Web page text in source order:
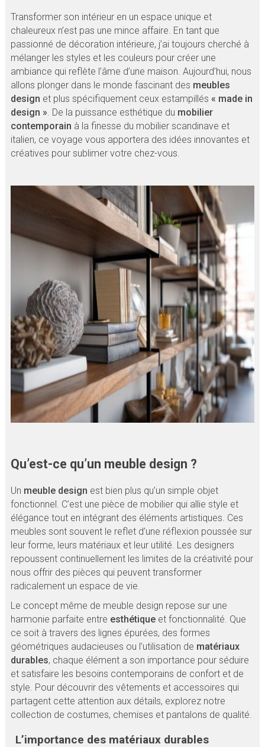
Transformer son intérieur en un espace unique et
chaleureux n’est pas une mince affaire. En tant que
passionné de décoration intérieure, j’ai toujours cherché à
mélanger les styles et les couleurs pour créer une
ambiance qui reflète l’âme d’une maison. Aujourd’hui, nous
allons plonger dans le monde fascinant des meubles
design et plus spécifiquement ceux estampillés « made in
design ». De la puissance esthétique du mobilier
contemporain à la finesse du mobilier scandinave et
italien, ce voyage vous apportera des idées innovantes et
créatives pour sublimer votre chez-vous.
Qu’est-ce qu’un meuble design ?
Un meuble design est bien plus qu’un simple objet
fonctionnel. C’est une pièce de mobilier qui allie style et
élégance tout en intégrant des éléments artistiques. Ces
meubles sont souvent le reflet d’une réflexion poussée sur
leur forme, leurs matériaux et leur utilité. Les designers
repoussent continuellement les limites de la créativité pour
nous offrir des pièces qui peuvent transformer
radicalement un espace de vie.
Le concept même de meuble design repose sur une
harmonie parfaite entre esthétiqueet fonctionnalité. Que
ce soit à travers des lignes épurées, des formes
géométriques audacieuses ou l’utilisation de matériaux
durables, chaque élément a son importance pour séduire
et satisfaire les besoins contemporains de confort et de
style. Pour découvrir des vêtements et accessoires qui
partagent cette attention aux détails, explorez notre
collection de costumes, chemises et pantalons de qualité.
L’importance des matériaux durables